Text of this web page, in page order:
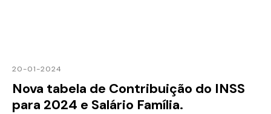
20-01-2024
Nova tabela de Contribuição do INSS
para 2024 e Salário Família.